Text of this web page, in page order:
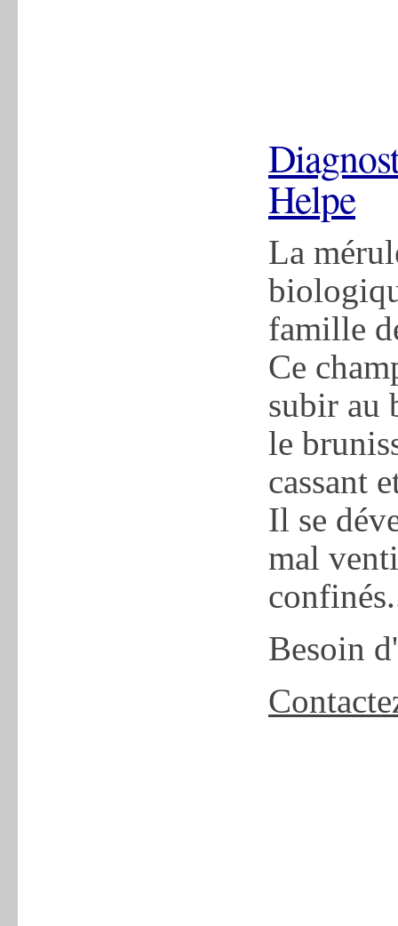
Helpe
La
famille
Ce
subir au
le
cassant
Il se
mal
Besoin